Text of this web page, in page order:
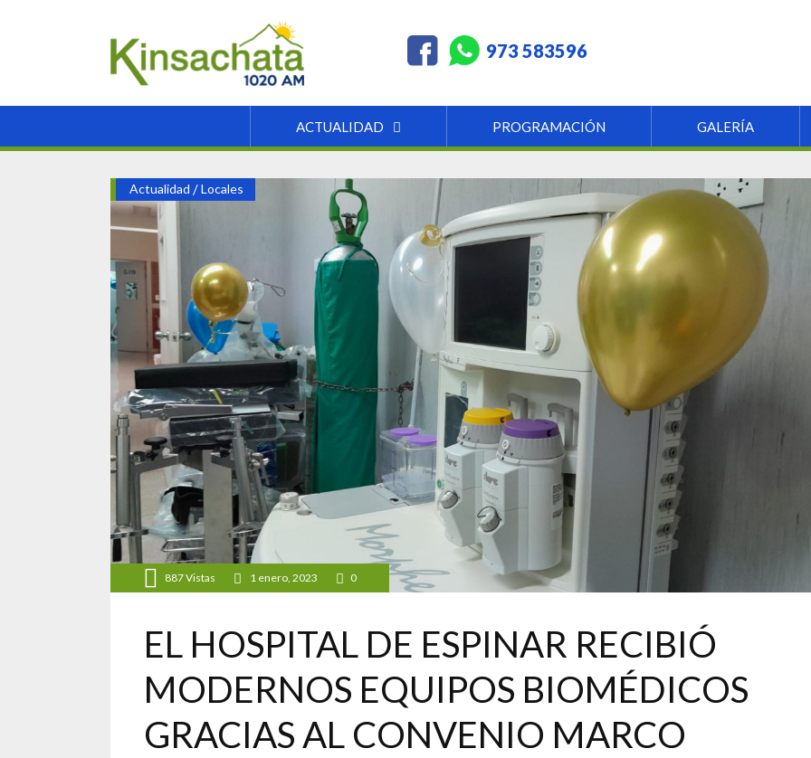
973 583596
ACTUALIDAD PROGRAMACIÓN GALERÍA
Actualidad /Locales
887Vistas 1 enero, 2023 0
EL HOSPITAL DE ESPINAR RECIBIÓ
MODERNOS EQUIPOS BIOMÉDICOS
GRACIAS AL CONVENIO MARCO